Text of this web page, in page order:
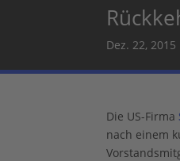
Dez. 22, 2015
Die US-Firma
nach einem